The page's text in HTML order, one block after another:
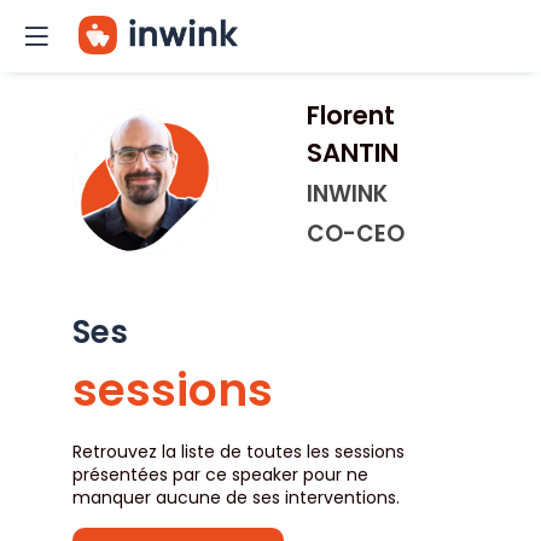
FS
Florent
SANTIN
INWINK
CO-CEO
Ses
sessions
Retrouvez la liste de toutes les sessions
présentées par ce speaker pour ne
manquer aucune de ses interventions.